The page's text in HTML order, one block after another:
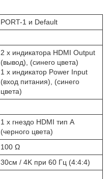
PORT-1 и Default
2 x индикатора HDMI Output
(вывод), (синего цвета)
1 x индикатор Power Input
(вход питания), (синего
цвета)
1 x гнездо HDMI тип А
(черного цвета)
100 Ω
30см / 4K при 60 Гц (4:4:4)